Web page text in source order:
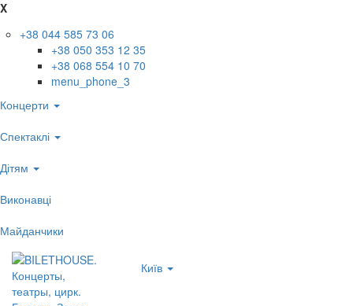
X
+38 044 585 73 06
+38 050 353 12 35
+38 068 554 10 70
menu_phone_3
Концерти
Спектаклі
Дітям
Виконавці
Майданчики
Київ